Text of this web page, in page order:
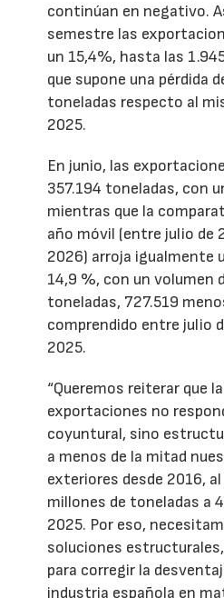
continúan en negativo.
semestre las
un 15,4%, hasta las
que supone una pérdida
toneladas respecto al
2025.
En junio, las
357.194 toneladas, con
mientras que la
año móvil (entre julio de
2026) arroja igualmente
14,9 %, con un volumen
toneladas, 727.519
comprendido entre julio
2025.
“Queremos reiterar que
exportaciones no
coyuntural, sino
a menos de la mitad
exteriores desde 2016, al
millones de toneladas a
2025. Por eso,
soluciones
para corregir la
industria española en